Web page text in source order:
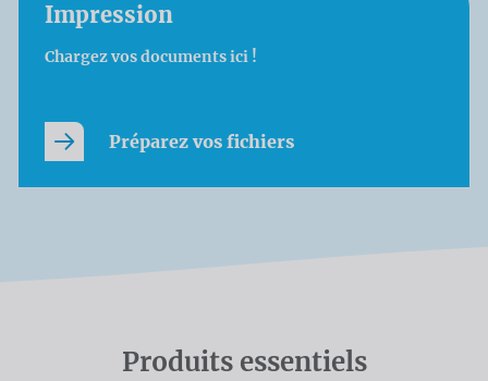
Impression
Chargez vos documents ici !
Préparez vos fichiers
Produits essentiels